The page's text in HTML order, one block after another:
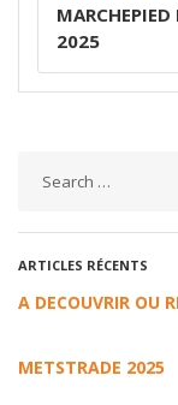
2025
ARTICLES RÉCENTS
A DECOUVRIR OU
METSTRADE 2025